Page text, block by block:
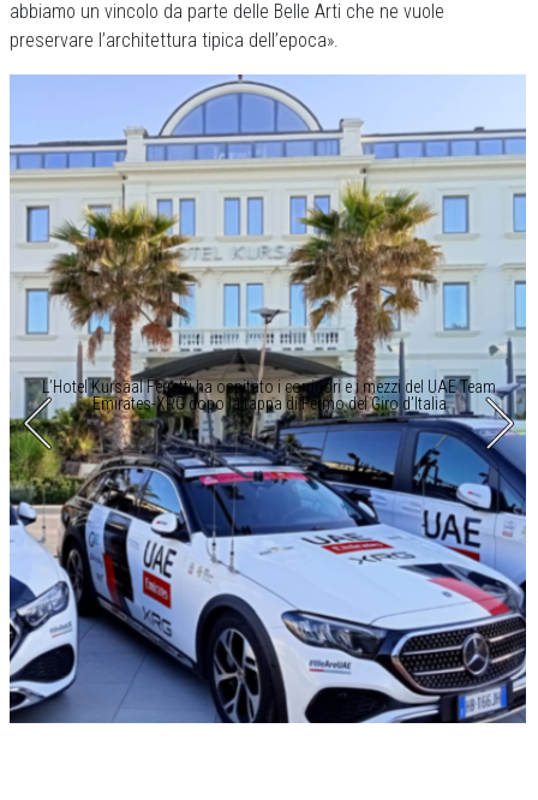
abbiamo un vincolo da parte delle Belle Arti che ne vuole
preservare l’architettura tipica dell’epoca».
L’Hotel Kursaal Ferretti ha ospitato i corridori e i mezzi del UAE Team
Emirates-XRG dopo la tappa di Fermo del Giro d’Italia